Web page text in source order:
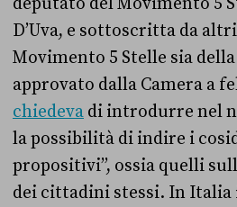
D’Uva, e sottoscritta da
Movimento 5 Stelle sia
approvato dalla Camera a
chiedeva di introdurre nel
la possibilità di indire i
propositivi”, ossia quelli
dei cittadini stessi. In